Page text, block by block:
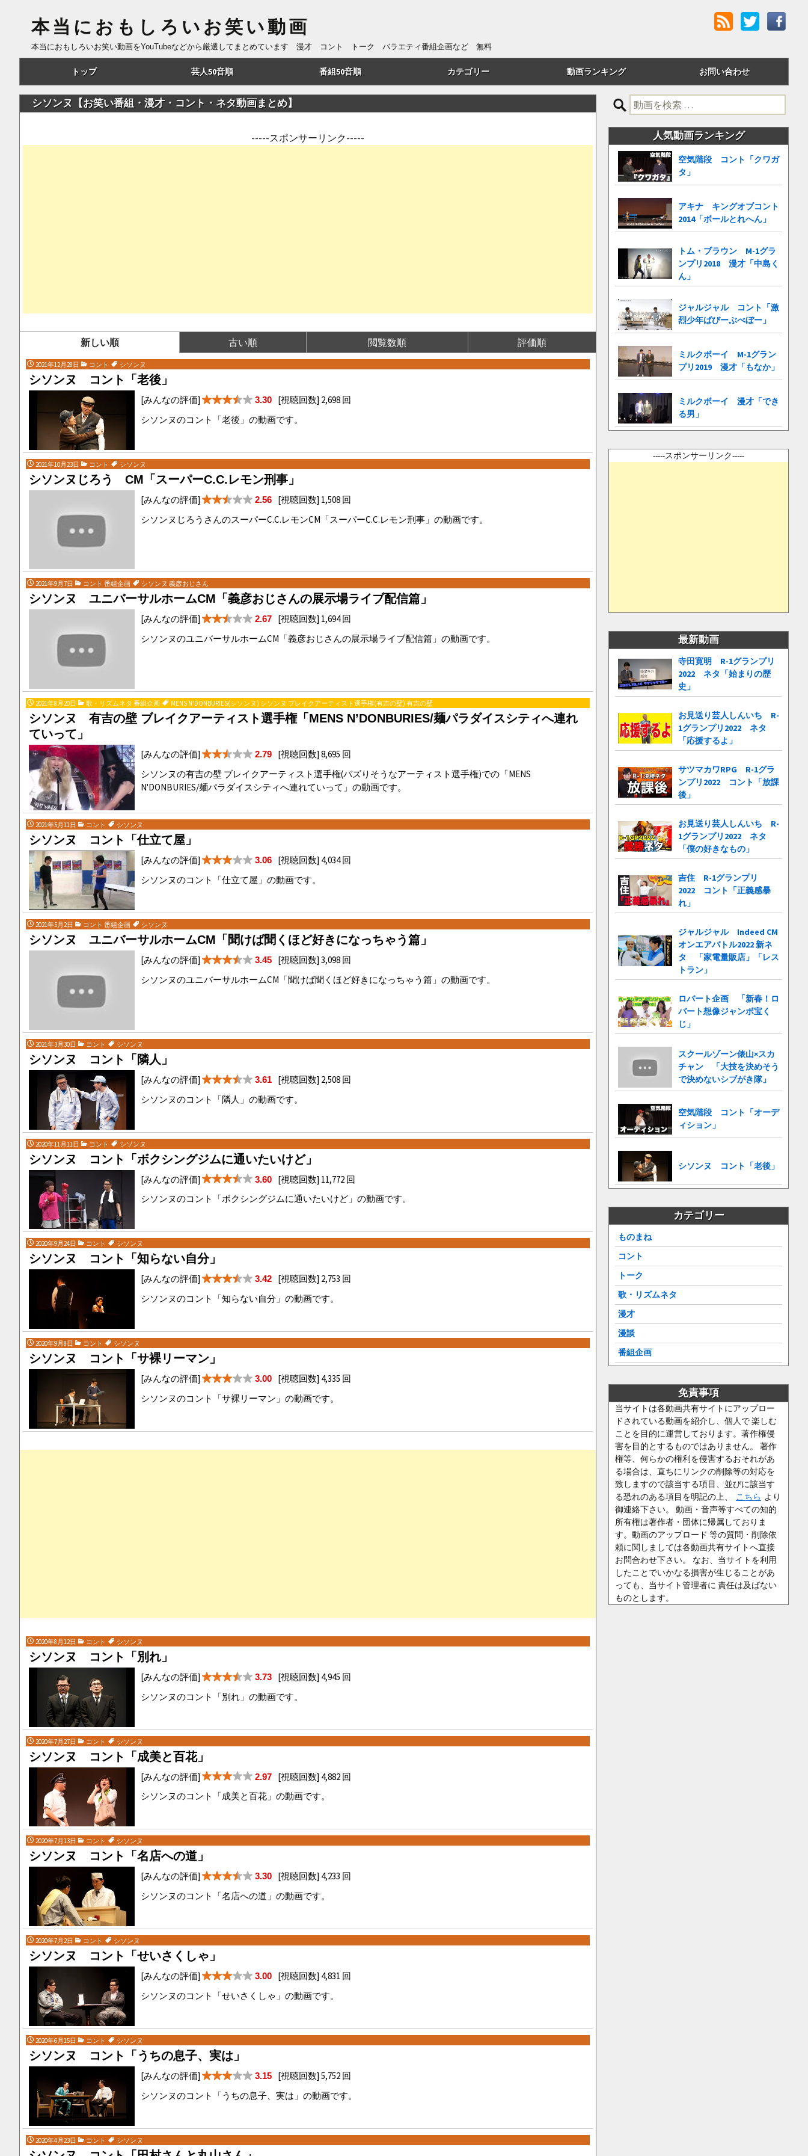
本当におもしろいお笑い動画
本当におもしろいお笑い動画をYouTubeなどから厳選してまとめています 漫才 コント トーク バラエティ番組企画など 無料
テ
ン
トップ 芸人50音順
あ行
番組50音順
あ行
カテゴリー
トーク
動画ランキング
評価順
24時間アクセス
お問い合わせ
シソンヌ【お笑い番組・漫才・コント・ネタ動画まとめ】
-----スポンサーリンク-----
新しい順 古い順 閲覧数順 評価順
2021年12月28日 コント シソンヌ
シソンヌ コント「老後」
[みんなの評価] 3.30
[視聴回数] 2,698 回
シソンヌのコント「老後」の動画です。
2021年10月23日 コント シソンヌ
シソンヌじろう CM「スーパーC.C.レモン刑事」
[みんなの評価] 2.56
[視聴回数] 1,508 回
シソンヌじろうさんのスーパーC.C.レモンCM「スーパーC.C.レモン刑事」の動画です。
2021年9月7日 コント 番組企画 シソンヌ 義彦おじさん
シソンヌ ユニバーサルホームCM「義彦おじさんの展示場ライブ配信篇」
[みんなの評価] 2.67
[視聴回数] 1,694 回
シソンヌのユニバーサルホームCM「義彦おじさんの展示場ライブ配信篇」の動画です。
2021年8月20日 歌・リズムネタ 番組企画 MENS N'DONBURIES(シソンヌ) シソンヌ ブレイクアーティスト選手権(有吉の壁) 有吉の壁
シソンヌ 有吉の壁 ブレイクアーティスト選手権「MENS N’DONBURIES/麺パラダイスシティへ連れ
ていって」
[みんなの評価] 2.79
[視聴回数] 8,695 回
シソンヌの有吉の壁 ブレイクアーティスト選手権(バズりそうなアーティスト選手権)での「MENS
N'DONBURIES/麺パラダイスシティへ連れていって」の動画です。
2021年5月11日 コント シソンヌ
シソンヌ コント「仕立て屋」
[みんなの評価] 3.06
[視聴回数] 4,034 回
シソンヌのコント「仕立て屋」の動画です。
2021年5月2日 コント 番組企画 シソンヌ
シソンヌ ユニバーサルホームCM「聞けば聞くほど好きになっちゃう篇」
[みんなの評価] 3.45
[視聴回数] 3,098 回
シソンヌのユニバーサルホームCM「聞けば聞くほど好きになっちゃう篇」の動画です。
2021年3月30日 コント シソンヌ
シソンヌ コント「隣人」
[みんなの評価] 3.61
[視聴回数] 2,508 回
シソンヌのコント「隣人」の動画です。
2020年11月11日 コント シソンヌ
シソンヌ コント「ボクシングジムに通いたいけど」
[みんなの評価] 3.60
[視聴回数] 11,772 回
シソンヌのコント「ボクシングジムに通いたいけど」の動画です。
2020年9月24日 コント シソンヌ
シソンヌ コント「知らない自分」
[みんなの評価] 3.42
[視聴回数] 2,753 回
シソンヌのコント「知らない自分」の動画です。
2020年9月8日 コント シソンヌ
シソンヌ コント「サ裸リーマン」
[みんなの評価] 3.00
[視聴回数] 4,335 回
シソンヌのコント「サ裸リーマン」の動画です。
2020年8月12日 コント シソンヌ
シソンヌ コント「別れ」
[みんなの評価] 3.73
[視聴回数] 4,945 回
シソンヌのコント「別れ」の動画です。
2020年7月27日 コント シソンヌ
シソンヌ コント「成美と百花」
[みんなの評価] 2.97
[視聴回数] 4,882 回
シソンヌのコント「成美と百花」の動画です。
2020年7月13日 コント シソンヌ
シソンヌ コント「名店への道」
[みんなの評価] 3.30
[視聴回数] 4,233 回
シソンヌのコント「名店への道」の動画です。
2020年7月2日 コント シソンヌ
シソンヌ コント「せいさくしゃ」
[みんなの評価] 3.00
[視聴回数] 4,831 回
シソンヌのコント「せいさくしゃ」の動画です。
2020年6月15日 コント シソンヌ
シソンヌ コント「うちの息子、実は」
[みんなの評価] 3.15
[視聴回数] 5,752 回
シソンヌのコント「うちの息子、実は」の動画です。
2020年4月23日 コント シソンヌ
検
索:
人気動画ランキング
空気階段 コント「クワガ
タ」
アキナ キングオブコント
2014「ボールとれへん」
トム・ブラウン M-1グラ
ンプリ2018 漫才「中島く
ん」
ジャルジャル コント「激
烈少年ばびーぶべぼー」
ミルクボーイ M-1グラン
プリ2019 漫才「もなか」
ミルクボーイ 漫才「でき
る男」
-----スポンサーリンク-----
最新動画
寺田寛明 R-1グランプリ
2022 ネタ「始まりの歴
史」
お見送り芸人しんいち R-
1グランプリ2022 ネタ
「応援するよ」
サツマカワRPG R-1グラ
ンプリ2022 コント「放課
後」
お見送り芸人しんいち R-
1グランプリ2022 ネタ
「僕の好きなもの」
吉住 R-1グランプリ
2022 コント「正義感暴
れ」
ジャルジャル Indeed CM
オンエアバトル2022 新ネ
タ 「家電量販店」「レス
トラン」
ロバート企画 「新春！ロ
バート想像ジャンボ宝く
じ」
スクールゾーン俵山×スカ
チャン 「大技を決めそう
で決めないシブがき隊」
空気階段 コント「オーデ
ィション」
シソンヌ コント「老後」
カテゴリー
ものまね
コント
トーク
歌・リズムネタ
漫才
漫談
番組企画
免責事項
当サイトは各動画共有サイトにアップロー
ドされている動画を紹介し、個人で 楽しむ
ことを目的に運営しております。著作権侵
害を目的とするものではありません。 著作
権等、何らかの権利を侵害するおそれがあ
る場合は、直ちにリンクの削除等の対応を
致しますので該当する項目、並びに該当す
る恐れのある項目を明記の上、
こちら より
御連絡下さい。 動画・音声等すべての知的
所有権は著作者・団体に帰属しておりま
す。動画のアップロード 等の質問・削除依
頼に関しましては各動画共有サイトへ直接
お問合わせ下さい。 なお、当サイトを利用
したことでいかなる損害が生じることがあ
っても、当サイト管理者に 責任は及ばない
ものとします。